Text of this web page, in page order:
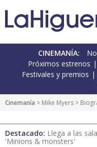
CINEMANÍA:
Próximos estrenos
Festivales y premios
Cinemanía > Mike Myers >
Destacado: Llega a las
'Minions & monsters'